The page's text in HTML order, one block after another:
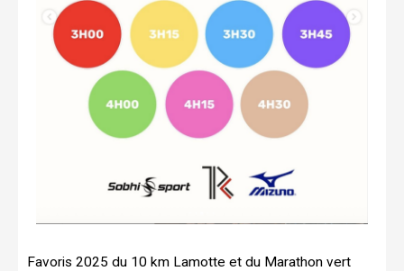
Favoris 2025 du 10 km Lamotte et du Marathon vert